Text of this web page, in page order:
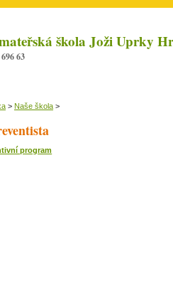
škola Joži Uprky
63
> Naše škola >
program